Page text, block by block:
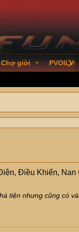
Chợ giời
Điều Khiển,
tiện nhưng cũng có